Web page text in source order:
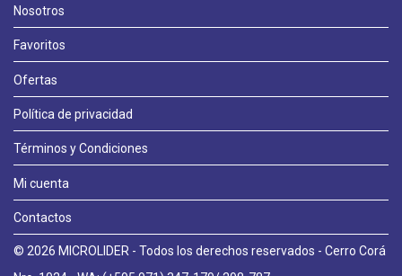
Nosotros
Favoritos
Ofertas
Política de privacidad
Términos y Condiciones
Mi cuenta
Contactos
© 2026 MICROLIDER - Todos los derechos reservados - Cerro Corá